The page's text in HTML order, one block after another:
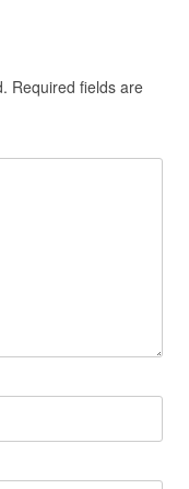
Required fields are